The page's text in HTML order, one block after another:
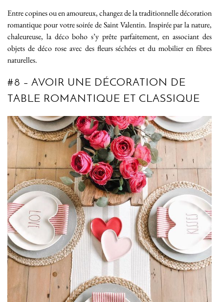
Entre copines ou en amoureux, changez de la traditionnelle décoration
romantique pour votre soirée de Saint Valentin. Inspirée par la nature,
chaleureuse, la déco boho s’y prête parfaitement, en associant des
objets de déco rose avec des fleurs séchées et du mobilier en fibres
naturelles.
#8 – AVOIR UNE DÉCORATION DE
TABLE ROMANTIQUE ET CLASSIQUE